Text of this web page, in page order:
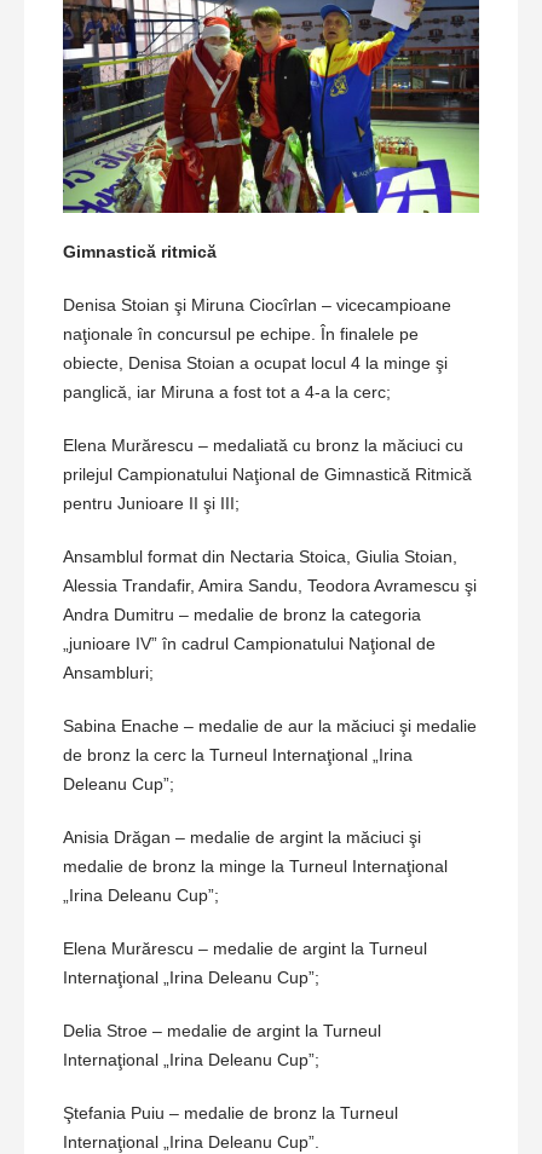
Gimnastică ritmică
Denisa Stoian şi Miruna Ciocîrlan – vicecampioane
naţionale în concursul pe echipe. În finalele pe
obiecte, Denisa Stoian a ocupat locul 4 la minge şi
panglică, iar Miruna a fost tot a 4-a la cerc;
Elena Murărescu – medaliată cu bronz la măciuci cu
prilejul Campionatului Naţional de Gimnastică Ritmică
pentru Junioare II şi III;
Ansamblul format din Nectaria Stoica, Giulia Stoian,
Alessia Trandafir, Amira Sandu, Teodora Avramescu şi
Andra Dumitru – medalie de bronz la categoria
„junioare IV” în cadrul Campionatului Naţional de
Ansambluri;
Sabina Enache – medalie de aur la măciuci şi medalie
de bronz la cerc la Turneul Internaţional „Irina
Deleanu Cup”;
Anisia Drăgan – medalie de argint la măciuci şi
medalie de bronz la minge la Turneul Internaţional
„Irina Deleanu Cup”;
Elena Murărescu – medalie de argint la Turneul
Internaţional „Irina Deleanu Cup”;
Delia Stroe – medalie de argint la Turneul
Internaţional „Irina Deleanu Cup”;
Ştefania Puiu – medalie de bronz la Turneul
Internaţional „Irina Deleanu Cup”.